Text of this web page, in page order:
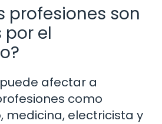
profesiones son
el
afectar a
como
medicina, electricista y